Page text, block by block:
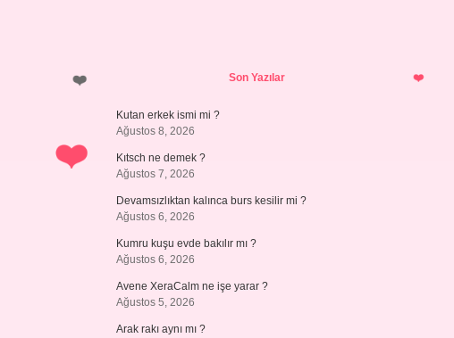
SidebarSon Yazılar
Kutan erkek ismi mi ?
Ağustos 8, 2026
Kıtsch ne demek ?
Ağustos 7, 2026
Devamsızlıktan kalınca burs kesilir mi ?
Ağustos 6, 2026
Kumru kuşu evde bakılır mı ?
Ağustos 6, 2026
Avene XeraCalm ne işe yarar ?
Ağustos 5, 2026
Arak rakı aynı mı ?